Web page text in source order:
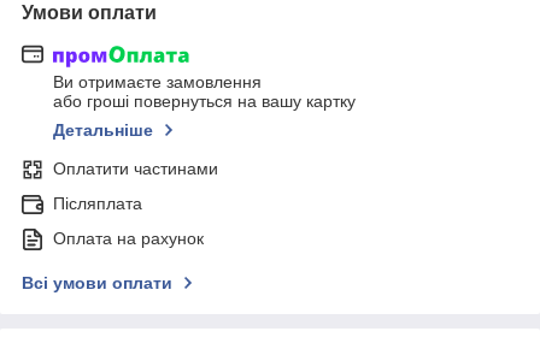
Умови оплати
Ви отримаєте замовлення
або гроші повернуться на вашу картку
Детальніше
Оплатити частинами
Післяплата
Оплата на рахунок
Всі умови оплати